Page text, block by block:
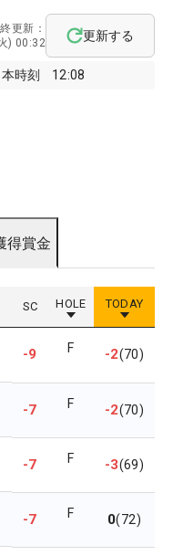
時刻 12:08
更新：
) 00:32
更新する
得賞金
SC HOLE TODAY
-9 F -2(70)
-7 F -2(70)
-7 F -3(69)
-7 F 0(72)